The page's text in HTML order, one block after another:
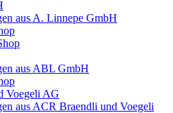
aus A. Linnepe GmbH
aus ABL GmbH
Voegeli AG
aus ACR Braendli und Voegeli